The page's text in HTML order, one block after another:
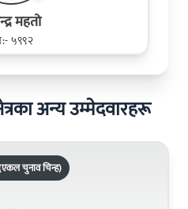
महतो
५९९२
अन्य उम्मेदवारहरू
चुनाव चिन्ह)